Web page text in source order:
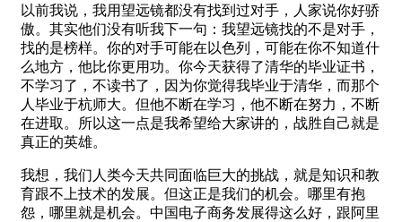
以前我说，我用望远镜都没有找到过对手，人家说你好骄
傲。其实他们没有听我下一句：我望远镜找的不是对手，
找的是榜样。你的对手可能在以色列，可能在你不知道什
么地方，他比你更用功。你今天获得了清华的毕业证书，
不学习了，不读书了，因为你觉得我毕业于清华，而那个
人毕业于杭师大。但他不断在学习，他不断在努力，不断
在进取。所以这一点是我希望给大家讲的，战胜自己就是
真正的英雄。
我想，我们人类今天共同面临巨大的挑战，就是知识和教
育跟不上技术的发展。但这正是我们的机会。哪里有抱
怨，哪里就是机会。中国电子商务发展得这么好，跟阿里